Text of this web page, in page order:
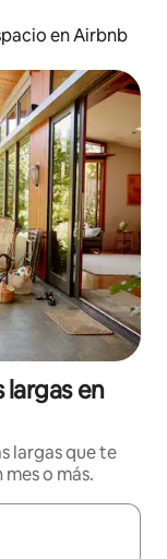
en Airbnb
en
largas que te
o más.
podrás navegar